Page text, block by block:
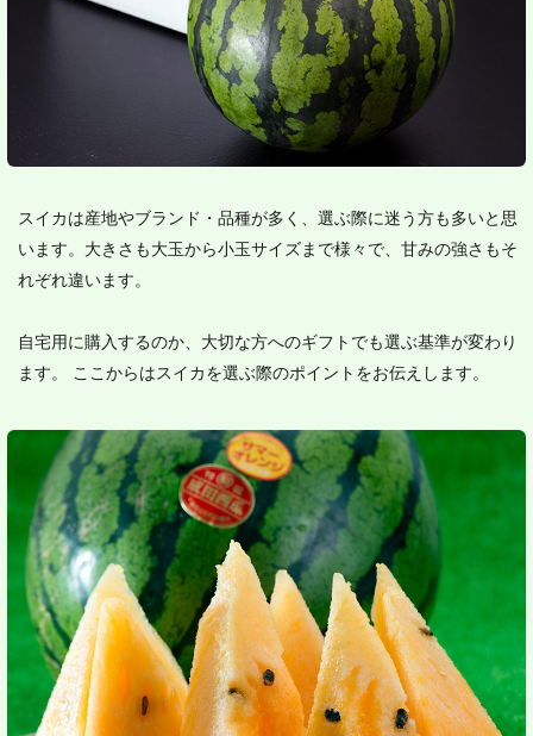
スイカは産地やブランド・品種が多く、選ぶ際に迷う方も多いと思
います。大きさも大玉から小玉サイズまで様々で、甘みの強さもそ
れぞれ違います。
自宅用に購入するのか、大切な方へのギフトでも選ぶ基準が変わり
ます。 ここからはスイカを選ぶ際のポイントをお伝えします。